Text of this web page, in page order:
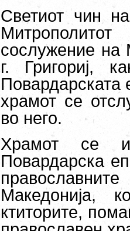
Светиот чин
сослужение на
г. Григориј,
Повардарската
храмот се
во него.
Храмот се
Повардарска
Македонија,
ктиторите,